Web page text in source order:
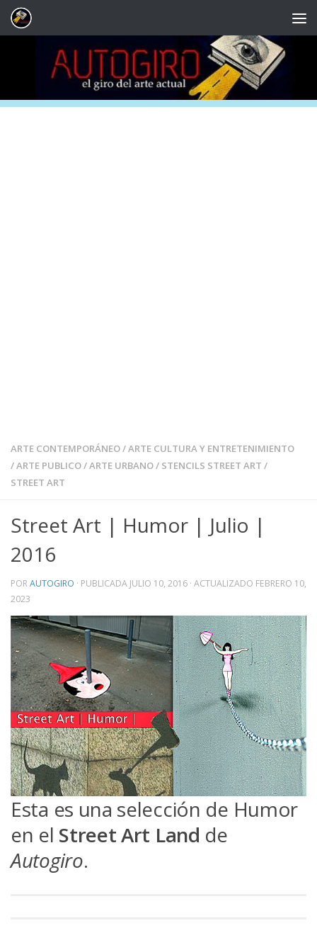
Saltar al contenido
ARTE CONTEMPORÁNEO/ARTE CULTURA Y ENTRETENIMIENTO
/ARTE PUBLICO/ARTE URBANO/ STENCILS STREET ART /
STREET ART
Street Art | Humor | Julio |
2016
PORAUTOGIRO · PUBLICADA JULIO 10, 2016 · ACTUALIZADO FEBRERO 10,
2023
Esta es una selección de Humor
en el Street Art Land de
Autogiro.